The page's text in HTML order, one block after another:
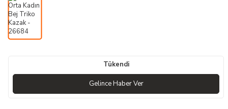
Tükendi
Gelince Haber Ver